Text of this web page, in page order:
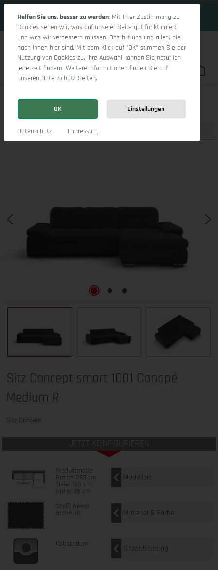
Du hast 0
Sitz Concept smart 1001 Canapé Medium R
Produktbilder
Sitz Concept smart 1001 Canapé
Medium R
Sitz Concept
JETZT KONFIGURIEREN
Produktmaße
Breite: 283 cm
Tiefe: 195 cm
Höhe: 85 cm
Modellart
Stoff: Nemo
anthrazit Material & Farbe
Kaltschaum Sitzpolsterung
Helfen Sie uns, besser zu werden: Mit Ihrer Zustimmung zu
Cookies sehen wir, was auf unserer Seite gut funktioniert
und was wir verbessern müssen. Das hilf uns und allen, die
nach Ihnen hier sind. Mit dem Klick auf "OK" stimmen Sie der
Nutzung von Cookies zu. Ihre Auswahl können Sie natürlich
jederzeit ändern. Weitere Informationen finden Sie auf
unseren Datenschutz-Seiten.
OK Einstellungen
Datenschutz Impressum